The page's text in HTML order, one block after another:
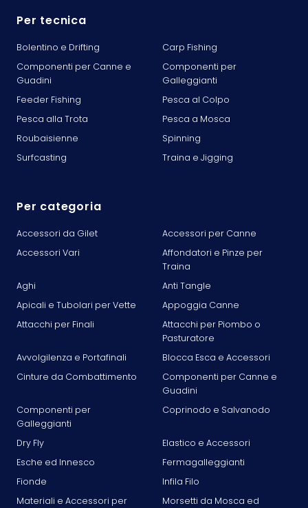
Per tecnica
Bolentino e Drifting
Carp Fishing
Componenti per Canne e
Guadini
Componenti per
Galleggianti
Feeder Fishing
Pesca al Colpo
Pesca alla Trota
Pesca a Mosca
Roubaisienne
Spinning
Surfcasting
Traina e Jigging
Per categoria
Accessori da Gilet
Accessori per Canne
Accessori Vari
Affondatori e Pinze per
Traina
Aghi
Anti Tangle
Apicali e Tubolari per Vette
Appoggia Canne
Attacchi per Finali
Attacchi per Piombo o
Pasturatore
Avvolgilenza e Portafinali
Blocca Esca e Accessori
Cinture da Combattimento
Componenti per Canne e
Guadini
Componenti per
Galleggianti
Coprinodo e Salvanodo
Dry Fly
Elastico e Accessori
Esche ed Innesco
Fermagalleggianti
Fionde
Infila Filo
Materiali e Accessori per
Morsetti da Mosca ed